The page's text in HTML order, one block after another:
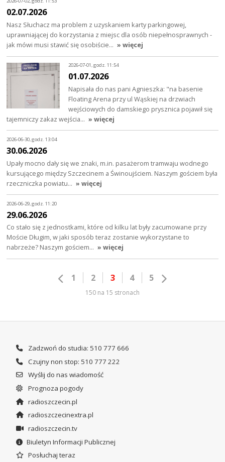
02.07.2026
Nasz Słuchacz ma problem z uzyskaniem karty parkingowej,
uprawniającej do korzystania z miejsc dla osób niepełnosprawnych -
jak mówi musi stawić się osobiście… » więcej
2026-07-01, godz. 11:54
01.07.2026
Napisała do nas pani Agnieszka: "na basenie
Floating Arena przy ul Wąskiej na drzwiach
wejściowych do damskiego prysznica pojawił się
tajemniczy zakaz wejścia… » więcej
2026-06-30, godz. 13:04
30.06.2026
Upały mocno dały się we znaki, m.in. pasażerom tramwaju wodnego
kursującego między Szczecinem a Świnoujściem. Naszym gościem była
rzeczniczka powiatu… » więcej
2026-06-29, godz. 11:20
29.06.2026
Co stało się z jednostkami, które od kilku lat były zacumowane przy
Moście Długim, w jaki sposób teraz zostanie wykorzystane to
nabrzeże? Naszym gościem… » więcej
1 2 3 4 5
150 na 15 stronach
Zadzwoń do studia: 510 777 666
Czujny non stop: 510 777 222
Wyślij do nas wiadomość
Prognoza pogody
radioszczecin.pl
radioszczecinextra.pl
radioszczecin.tv
Biuletyn Informacji Publicznej
Posłuchaj teraz